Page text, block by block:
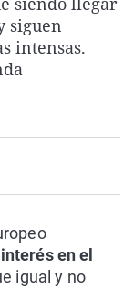
rosa de los vientos
viajera
el perro y el
de
Rioja
Vasco
siguen
intensas.
en el
igual y no